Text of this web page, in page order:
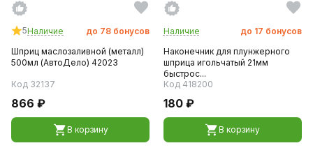
5Наличие до 78 бонусов
Шприц маслозаливной (металл)
500мл (АвтоДело) 42023
Код 32137
866 ₽
В корзину
Наличие до 17 бонусов
Наконечник для плунжерного
шприца игольчатый 21мм
быстрос...
Код 418200
180 ₽
В корзину